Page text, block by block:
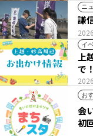
ニ
謙
イ
上
で！
お
会
初